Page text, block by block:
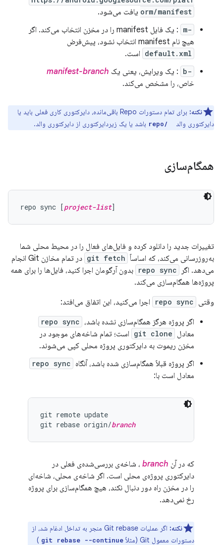
orm/manifest یافت می‌شود.
-m
: یک فایل manifest را در مخزن انتخاب می‌کند. اگر
هیچ نام manifest انتخاب نشود، پیش‌فرض
default.xml است.
-b : یک ویرایش، یعنی یک manifest-branch
خاص، را مشخص می‌کند.
نکته:
برای تمام دستورات Repo باقی‌مانده، دایرکتوری کاری فعلی باید یا
دایرکتوری والد
همگام‌سازی
repo sync [project-list
تغییرات جدید را دانلود کرده و فایل‌های فعال را در محیط محلی شما
به‌روزرسانی می‌کند، که اساساً git fetch
در تمام مخازن Git انجام
می‌دهد. اگر
repo sync بدون آرگومان اجرا کنید، فایل‌ها را برای همه
پروژه‌ها همگام‌سازی می‌کند.
وقتی repo sync
اجرا می‌کنید، این اتفاق می‌افتد:
اگر پروژه هرگز همگام‌سازی نشده باشد، repo sync
معادل git clone است؛ تمام شاخه‌های موجود در
مخزن ریموت به دایرکتوری پروژه محلی کپی می‌شوند.
اگر پروژه قبلاً همگام‌سازی شده باشد، آنگاه repo sync
معادل است با:
git remote update
git rebase origin/branch
که در آن branch ، شاخه‌ی بررسی‌شده‌ی فعلی در
دایرکتوری پروژه‌ی محلی است. اگر شاخه‌ی محلی، شاخه‌ای
را در مخزن راه دور دنبال نکند، هیچ همگام‌سازی برای پروژه
رخ نمی‌دهد.
نکته:
اگر عملیات Git rebase منجر به تداخل ادغام شد، از
دستورات معمول Git (مثلاً
git rebase --continue
)